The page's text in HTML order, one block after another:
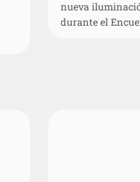
nueva
durante el